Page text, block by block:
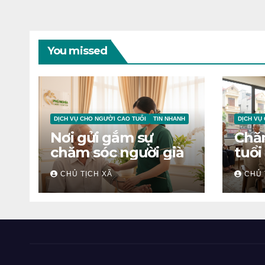
You missed
DỊCH VỤ CHO NGƯỜI CAO TUỔI TIN NHANH
Nơi gửi gắm sự
chăm sóc người già
CHỦ TỊCH XÃ
DỊCH VỤ
tuổi
CHỦ